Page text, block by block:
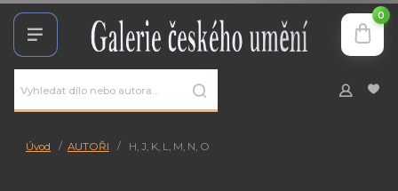
0
Úvod AUTOŘI H, J, K, L, M, N, O